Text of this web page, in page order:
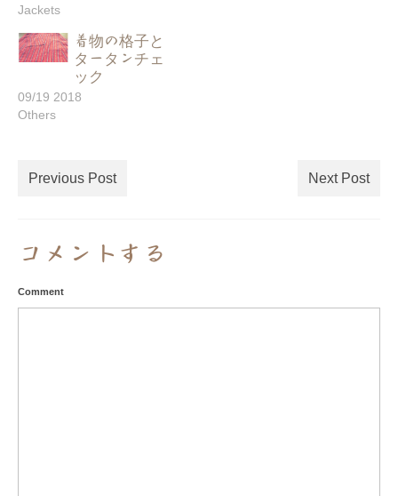
Jackets
着物の格子と
タータンチェ
ック
09/19 2018
Others
Previous Post Next Post
コメントする
Comment